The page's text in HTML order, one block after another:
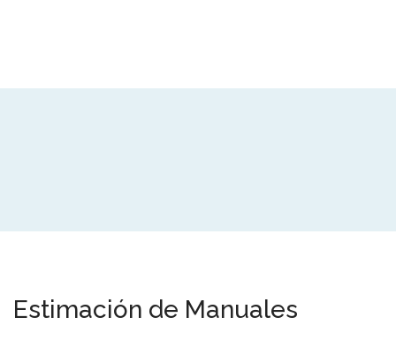
Estimación de Manuales